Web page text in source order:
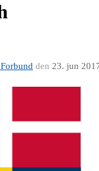
den 23. jun